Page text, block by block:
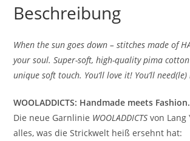
Beschreibung
When the sun goes down – stitches made of
your soul. Super-soft, high-quality pima
unique soft touch. You‘ll love it! You’ll
WOOLADDICTS: Handmade meets Fashion.
Die neue Garnlinie WOOLADDICTS von Lang
alles, was die Strickwelt heiß ersehnt hat: